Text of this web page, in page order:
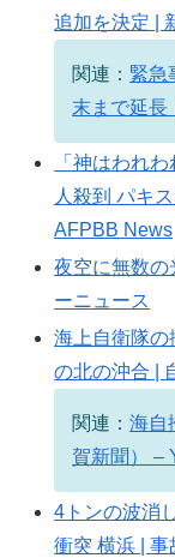
追加を決定 |
関連： 緊急
末まで延長
「神はわれ
人殺到 パキ
AFPBB News
夜空に無数
ーニュース
海上自衛隊の
の北の沖合 |
関連：海自
賀新聞） –
4トンの波消
衝突 横浜 | 事